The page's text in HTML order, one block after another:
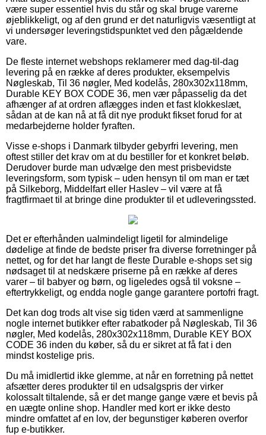
være super essentiel hvis du står og skal bruge varerne
øjeblikkeligt, og af den grund er det naturligvis væsentligt at
vi undersøger leveringstidspunktet ved den pågældende
vare.
De fleste internet webshops reklamerer med dag-til-dag
levering på en række af deres produkter, eksempelvis
Nøgleskab, Til 36 nøgler, Med kodelås, 280x302x118mm,
Durable KEY BOX CODE 36, men vær påpasselig da det
afhænger af at ordren aflægges inden et fast klokkeslæt,
sådan at de kan nå at få dit nye produkt fikset forud for at
medarbejderne holder fyraften.
Visse e-shops i Danmark tilbyder gebyrfri levering, men
oftest stiller det krav om at du bestiller for et konkret beløb.
Derudover burde man udvælge den mest prisbevidste
leveringsform, som typisk – uden hensyn til om man er tæt
på Silkeborg, Middelfart eller Haslev – vil være at få
fragtfirmaet til at bringe dine produkter til et udleveringssted.
Det er efterhånden ualmindeligt ligetil for almindelige
dødelige at finde de bedste priser fra diverse forretninger på
nettet, og for det har langt de fleste Durable e-shops set sig
nødsaget til at nedskære priserne på en række af deres
varer – til babyer og børn, og ligeledes også til voksne –
eftertrykkeligt, og endda nogle gange garantere portofri fragt.
Det kan dog trods alt vise sig tiden værd at sammenligne
nogle internet butikker efter rabatkoder på Nøgleskab, Til 36
nøgler, Med kodelås, 280x302x118mm, Durable KEY BOX
CODE 36 inden du køber, så du er sikret at få fat i den
mindst kostelige pris.
Du må imidlertid ikke glemme, at når en forretning på nettet
afsætter deres produkter til en udsalgspris der virker
kolossalt tiltalende, så er det mange gange være et bevis på
en uægte online shop. Handler med kort er ikke desto
mindre omfattet af en lov, der begunstiger køberen overfor
fup e-butikker.